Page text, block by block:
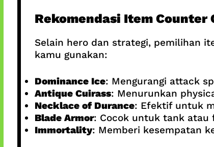
Rekomendasi Item Counter
Selain hero dan strategi, pemilihan
kamu gunakan:
Dominance Ice: Mengurangi attack
Antique Cuirass: Menurunkan
Necklace of Durance: Efektif untuk
Blade Armor: Cocok untuk tank atau
Immortality: Memberi kesempatan